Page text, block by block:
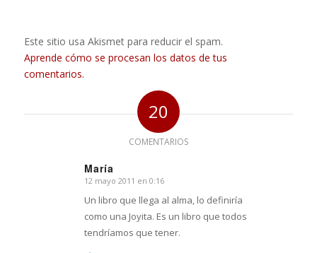
Este sitio usa Akismet para reducir el spam.
Aprende cómo se procesan los datos de tus
comentarios.
20
COMENTARIOS
María
Dice:
12 mayo 2011 en 0:16
Un libro que llega al alma, lo definiría
como una Joyita. Es un libro que todos
tendríamos que tener.